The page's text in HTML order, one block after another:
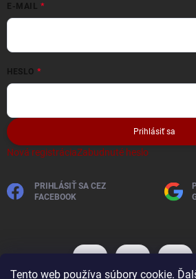
Tento web používa súbory cookie.
E-MAIL
HESLO
Prihlásiť sa
Nová registráciaZabudnuté heslo
PRIHLÁSIŤ SA CEZ
FACEBOOK